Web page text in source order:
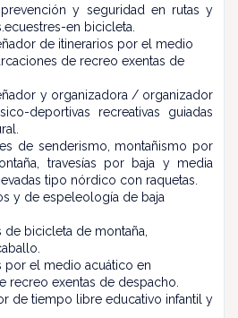
y seguridad en rutas y
en bicicleta.
de itinerarios por el medio
de recreo exentas de
y organizadora / organizador
deportivas recreativas guiadas
de senderismo, montañismo por
travesías por baja y media
tipo nórdico con raquetas.
y de espeleología de baja
de bicicleta de montaña,
por el medio acuático en
recreo exentas de despacho.
de tiempo libre educativo infantil y